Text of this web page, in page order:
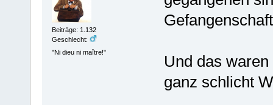
Beiträge: 1.132
Geschlecht:
"Ni dieu ni maître!"
Und das
ganz schlicht